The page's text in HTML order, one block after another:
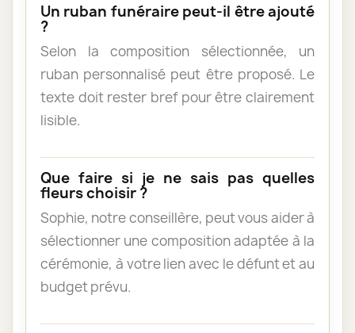
Un ruban funéraire peut-il être ajouté
?
Selon la composition sélectionnée, un
ruban personnalisé peut être proposé. Le
texte doit rester bref pour être clairement
lisible.
Que faire si je ne sais pas quelles
fleurs choisir ?
Sophie, notre conseillère, peut vous aider à
sélectionner une composition adaptée à la
cérémonie, à votre lien avec le défunt et au
budget prévu.